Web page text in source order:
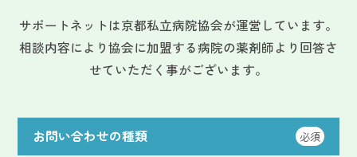
サポートネットは京都私立病院協会が運営しています。
相談内容により協会に加盟する病院の薬剤師より回答さ
せていただく事がございます。
お問い合わせの種類 必須